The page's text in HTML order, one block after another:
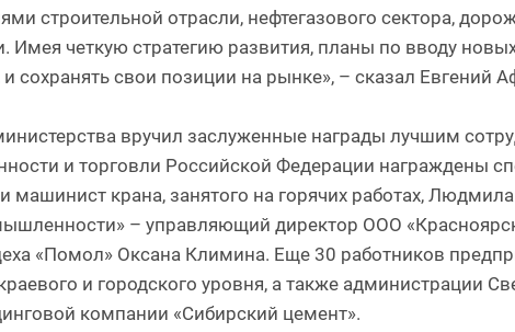
строительной отрасли, нефтегазового сектора,
Имея четкую стратегию развития, планы по вводу
сохранять свои позиции на рынке», – сказал Евгений
вручил заслуженные награды лучшим
и торговли Российской Федерации награждены
машинист крана, занятого на горячих работах,
– управляющий директор ООО
«Помол» Оксана Климина. Еще 30 работников
и городского уровня, а также администрации
компании «Сибирский цемент».